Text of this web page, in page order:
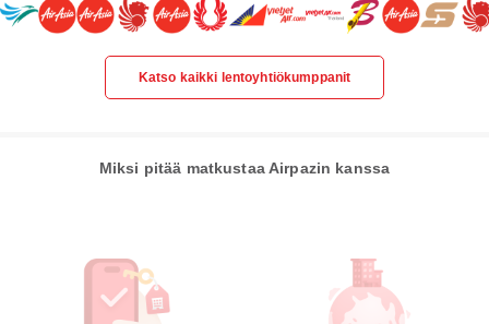
Katso kaikki lentoyhtiökumppanit
Miksi pitää matkustaa Airpazin kanssa